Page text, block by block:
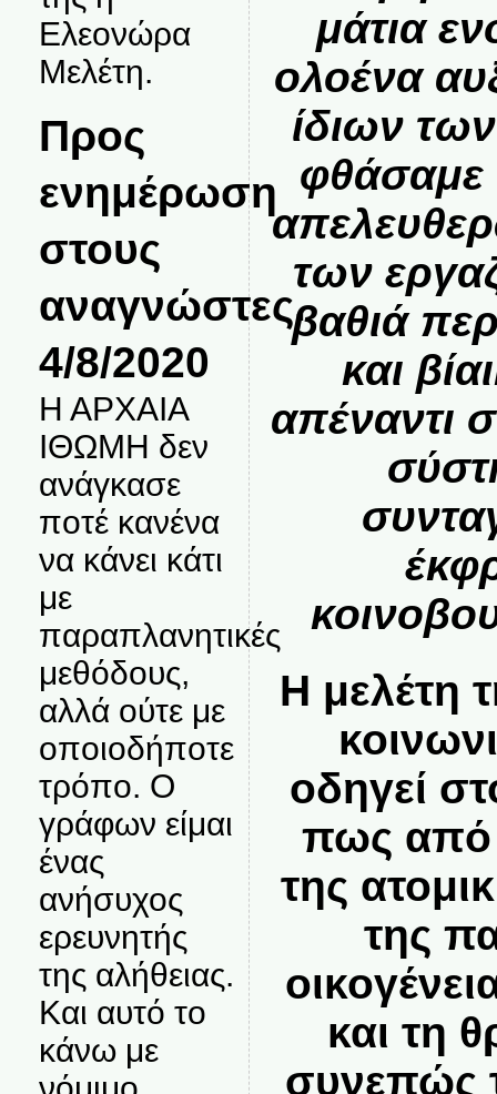
Ελεονώρα
Μελέτη.
Προς
ενημέρωση
στους
αναγνώστες.
4/8/2020
Η ΑΡΧΑΙΑ
ΙΘΩΜΗ δεν
ανάγκασε
ποτέ κανένα
να κάνει κάτι
με
παραπλανητικές
μεθόδους,
αλλά ούτε με
οποιοδήποτε
τρόπο. Ο
γράφων είμαι
ένας
ανήσυχος
ερευνητής
της αλήθειας.
Και αυτό το
κάνω με
μάτια
ολοένα
ίδιων
φθάσαμε
των
βαθιά
και
απέναντι
Η μελέτη
οδηγεί
πως από
της
της
και τη
συνεπώς